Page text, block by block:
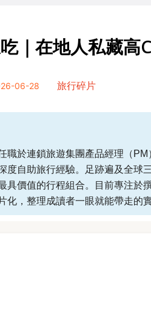
｜在地人私藏高
06-28 旅行碎片
職於連鎖旅遊集團產品經理（PM
度自助旅行經驗。足跡遍及全球
具價值的行程組合。目前專注於
化，整理成讀者一眼就能帶走的實